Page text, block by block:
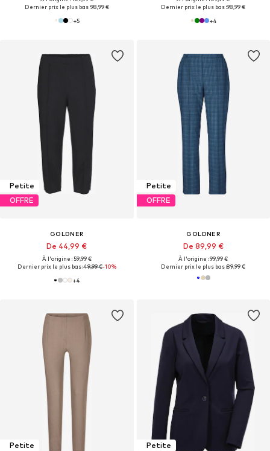
Dernier prix le plus bas :98,99 €
+5
Dernier prix le plus bas :98,99 €
+4
Petite
OFFRE
GOLDNER
De 44,99 €
À l'origine : 59,99 €
Dernier prix le plus bas :49,99 €-10%
+4
Petite
OFFRE
GOLDNER
De 89,99 €
À l'origine : 99,99 €
Dernier prix le plus bas :89,99 €
Petite
Petite